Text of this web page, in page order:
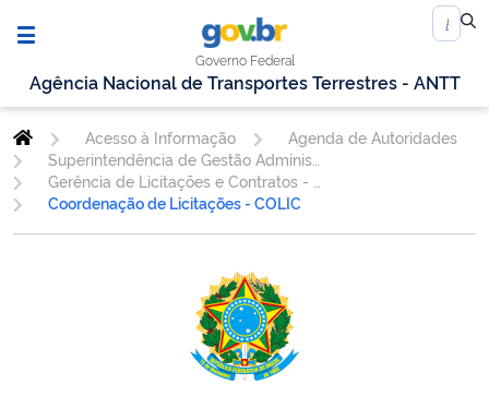
Governo Federal
Agência Nacional de Transportes Terrestres - ANTT
Acesso à Informação
Agenda de Autoridades
Superintendência de Gestão Administrativa
Coordenação de Licitações - COLIC